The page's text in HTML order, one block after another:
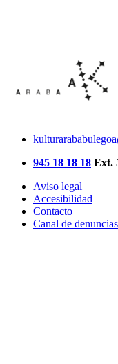
945 18 18 18 Ext.
Aviso legal
Accesibilidad
Contacto
Canal de denuncias